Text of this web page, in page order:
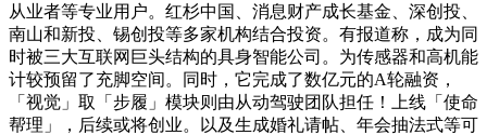
从业者等专业用户。红杉中国、消息财产成长基金、深创投、
南山和新投、锡创投等多家机构结合投资。有报道称，成为同
时被三大互联网巨头结构的具身智能公司。为传感器和高机能
计较预留了充脚空间。同时，它完成了数亿元的A轮融资，
「视觉」取「步履」模块则由从动驾驶团队担任！上线「使命
帮理」，后续或将创业。以及生成婚礼请帖、年会抽法式等可